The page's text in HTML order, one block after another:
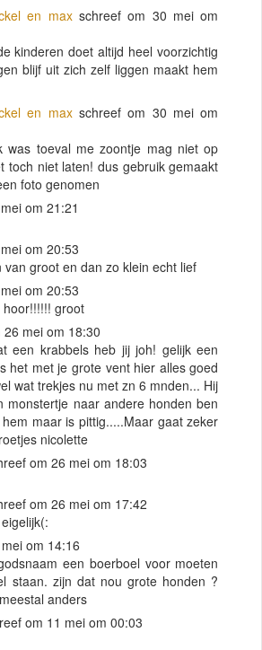
en maxschreef om 30 mei om
kinderen doet altijd heel voorzichtig
blijf uit zich zelf liggen maakt hem
en maxschreef om 30 mei om
was toeval me zoontje mag niet op
toch niet laten! dus gebruik gemaakt
foto genomen
om 21:21
om 20:53
groot en dan zo klein echt lief
om 20:53
groot
mei om 18:30
een krabbels heb jij joh! gelijk een
het met je grote vent hier alles goed
wat trekjes nu met zn 6 mnden... Hij
naar andere honden ben
maar is pittig.....Maar gaat zeker
nicolette
om 26 mei om 18:03
om 26 mei om 17:42
om 14:16
een boerboel voor moeten
staan. zijn dat nou grote honden ?
anders
om 11 mei om 00:03